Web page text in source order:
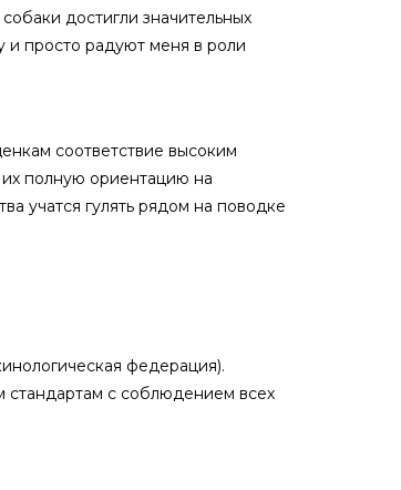
достигли значительных
и просто радуют меня в роли
соответствие высоким
полную ориентацию на
учатся гулять рядом на поводке
федерация).
стандартам с соблюдением всех